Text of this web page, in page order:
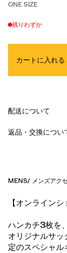
ONE SIZE
残りわずか
カートに入れる
配送について
返品・交換につい
MENS/ メンズアク
【オンラインシ
ハンカチ3枚を
オリジナルサ
定のスペシャル